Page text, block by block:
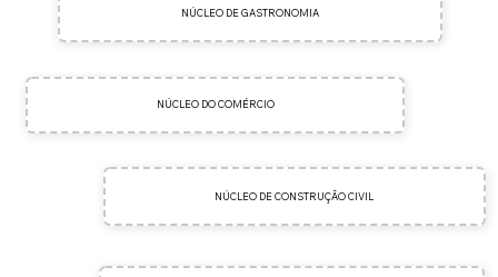
NÚCLEO DE GASTRONOMIA
NÚCLEO DO COMÉRCIO
NÚCLEO DE CONSTRUÇÃO CIVIL